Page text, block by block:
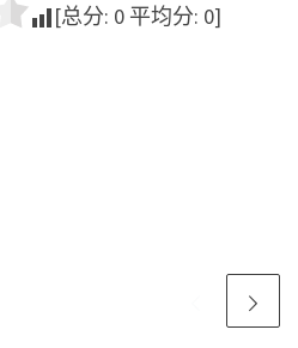
[总分: 0 平均分: 0]